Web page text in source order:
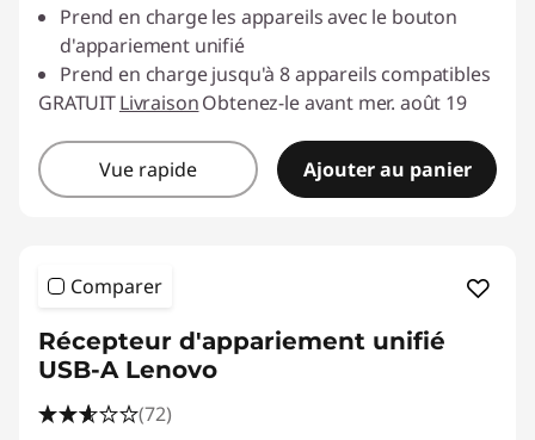
Prend en charge les appareils avec le bouton
d'appariement unifié
Prend en charge jusqu'à 8 appareils compatibles
GRATUITLivraisonObtenez-le avant mer. août 19
Vue rapide Ajouter au panier
Comparer
Récepteur d'appariement unifié
USB-A Lenovo
(72)